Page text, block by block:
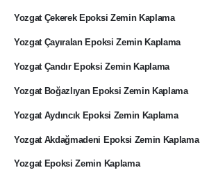
Yozgat Çekerek Epoksi Zemin Kaplama
Yozgat Çayıralan Epoksi Zemin Kaplama
Yozgat Çandır Epoksi Zemin Kaplama
Yozgat Boğazlıyan Epoksi Zemin Kaplama
Yozgat Aydıncık Epoksi Zemin Kaplama
Yozgat Akdağmadeni Epoksi Zemin Kaplama
Yozgat Epoksi Zemin Kaplama